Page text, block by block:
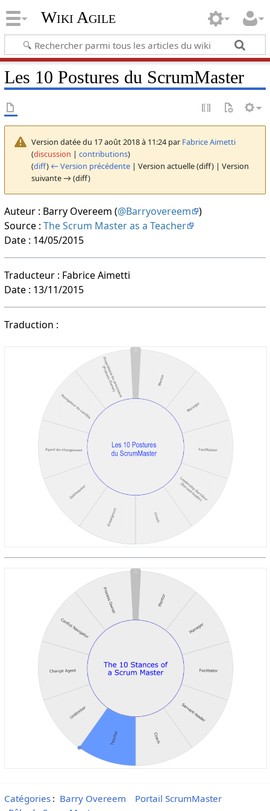
Wiki Agile
Les 10 Postures du ScrumMaster
Version datée du 17 août 2018 à 11:24 par Fabrice Aimetti
(discussion | contributions)
(diff) ← Version précédente| Version actuelle (diff) | Version
suivante → (diff)
Auteur : Barry Overeem (@Barryovereem
)
Source : The Scrum Master as a Teacher
Date : 14/05/2015
Traducteur : Fabrice Aimetti
Date : 13/11/2015
Traduction :
Catégories: Barry Overeem
Portail ScrumMaster